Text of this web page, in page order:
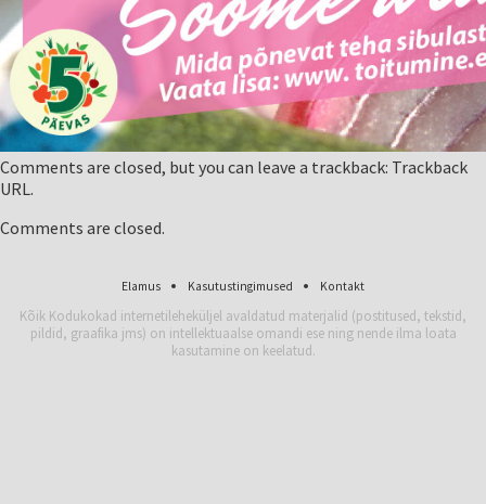
Comments are closed, but you can leave a trackback: Trackback
URL.
Comments are closed.
Elamus Kasutustingimused Kontakt
Kõik Kodukokad internetileheküljel avaldatud materjalid (postitused, tekstid,
pildid, graafika jms) on intellektuaalse omandi ese ning nende ilma loata
kasutamine on keelatud.